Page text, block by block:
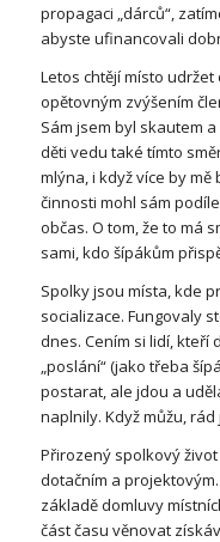
propagaci „dárců“,
abyste ufinancovali
Letos chtějí místo
opětovným zvýšením
Sám jsem byl skautem
děti vedu také tímto
mlýna, i když více by
činnosti mohl sám
občas. O tom, že to má
sami, kdo šípákům
Spolky jsou místa, kde
socializace. Fungovaly
dnes. Cením si lidí, kteří
„poslání“ (jako třeba
postarat, ale jdou a
naplnily. Když můžu,
Přirozený spolkový
dotačním a
základě domluvy
část času věnovat